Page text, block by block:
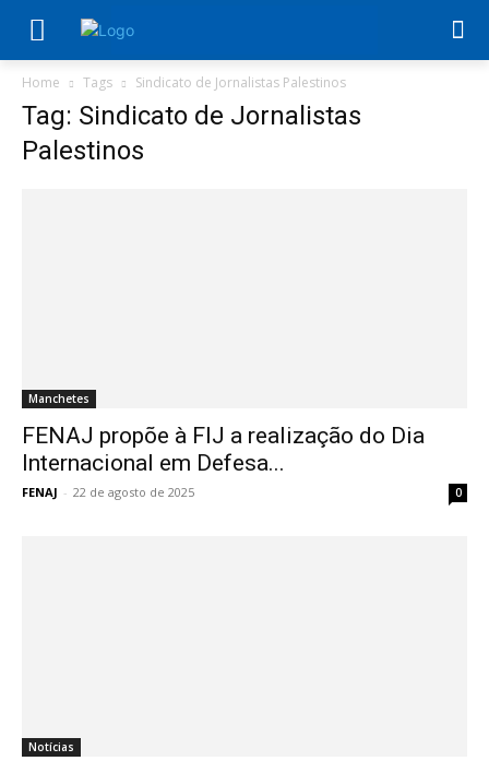
Home Tags Sindicato de Jornalistas Palestinos
Tag: Sindicato de Jornalistas
Palestinos
Manchetes
FENAJ propõe à FIJ a realização do Dia
Internacional em Defesa...
FENAJ - 22 de agosto de 2025 0
Notícias